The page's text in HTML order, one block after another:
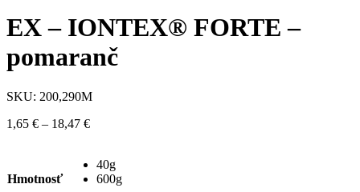
EX – IONTEX® FORTE –
pomaranč
SKU: 200,290M
1,65 € – 18,47 €
Hmotnosť
40g
600g